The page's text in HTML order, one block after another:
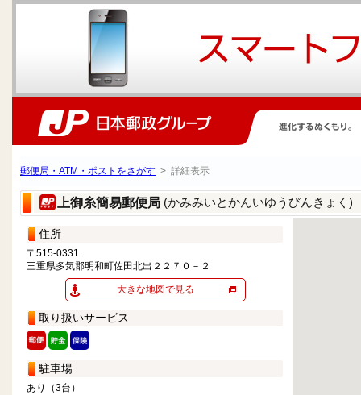
郵便局・ATM・ポストをさがす > 詳細表示
上御糸簡易郵便局 (かみみいとかんいゆうびんきょく)
住所
〒515-0331
三重県多気郡明和町佐田北出２２７０－２
大きな地図で見る
取り扱いサービス
駐車場
あり（3台）